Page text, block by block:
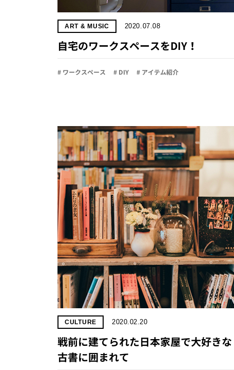
ART & MUSIC 2020.07.08
自宅のワークスペースをDIY！
# ワークスペース # DIY # アイテム紹介
CULTURE 2020.02.20
戦前に建てられた日本家屋で大好きな
古書に囲まれて